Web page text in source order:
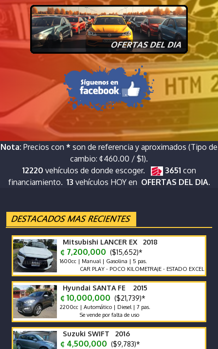
Nota: Precios con * son de referencia y aproximados (Tipo de
cambio: ¢460.00 / $1).
12220 vehículos de donde escoger. 3651 con
financiamiento. 13 vehículos HOY en OFERTAS DEL DIA.
Mitsubishi LANCER EX 2018
¢ 7,200,000 ($15,652)*
1600cc | Manual | Gasolina | 5 pas.
CAR PLAY - POCO KILOMETRAJE - ESTADO EXCELENTE -
Hyundai SANTA FE 2015
¢ 10,000,000 ($21,739)*
2200cc | Automático | Diesel | 7 pas.
Se vende por falta de uso
Suzuki SWIFT 2016
¢ 4,500,000 ($9,783)*